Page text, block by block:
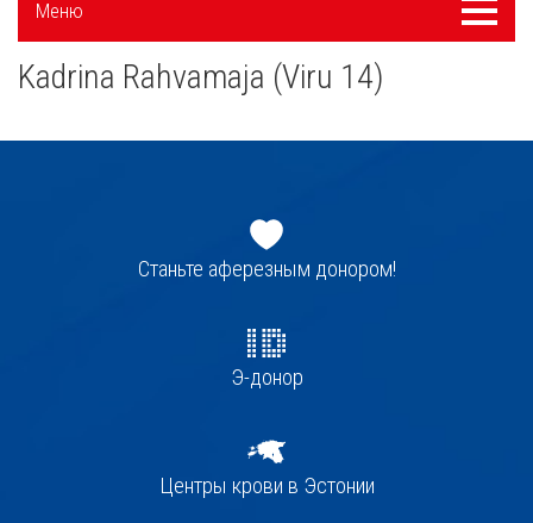
navigatsioon
Меню
Меню
Kadrina Rahvamaja (Viru 14)
navigatsioonСтаньте аферезным донором!
Э-донор
Центры крови в Эстонии